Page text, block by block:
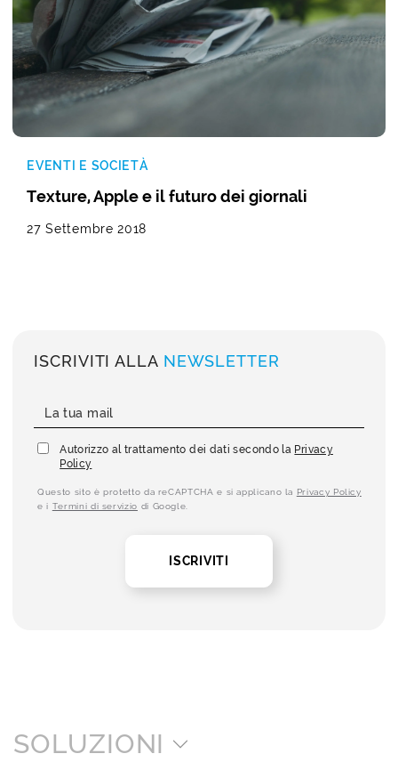
EVENTI E SOCIETÀ
Texture, Apple e il futuro dei giornali
27 Settembre 2018
ISCRIVITI ALLA NEWSLETTER
Autorizzo al trattamento dei dati secondo la Privacy
Policy
Questo sito è protetto da reCAPTCHA e si applicano la Privacy Policy
e i Termini di servizio di Google.
ISCRIVITI
SOLUZIONI